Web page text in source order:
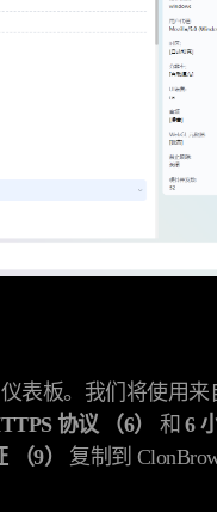
仪表板。我们将使用来
协议 （6） 和6
（9） 复制到